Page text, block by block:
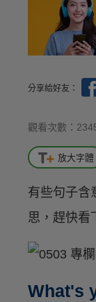
分享給好友：
觀看次數：
放大字體
有些句子含
思，趕快看
What's